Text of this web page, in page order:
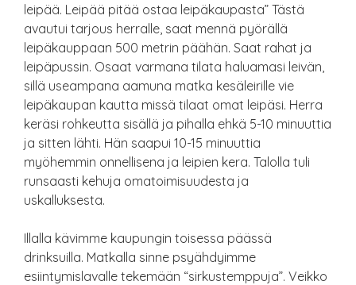
leipää. Leipää pitää ostaa leipäkaupasta” Tästä
avautui tarjous herralle, saat mennä pyörällä
leipäkauppaan 500 metrin päähän. Saat rahat ja
leipäpussin. Osaat varmana tilata haluamasi leivän,
sillä useampana aamuna matka kesäleirille vie
leipäkaupan kautta missä tilaat omat leipäsi. Herra
keräsi rohkeutta sisällä ja pihalla ehkä 5-10 minuuttia
ja sitten lähti. Hän saapui 10-15 minuuttia
myöhemmin onnellisena ja leipien kera. Talolla tuli
runsaasti kehuja omatoimisuudesta ja
uskalluksesta.
Illalla kävimme kaupungin toisessa päässä
drinksuilla. Matkalla sinne psyähdyimme
esiintymislavalle tekemään “sirkustemppuja”. Veikko